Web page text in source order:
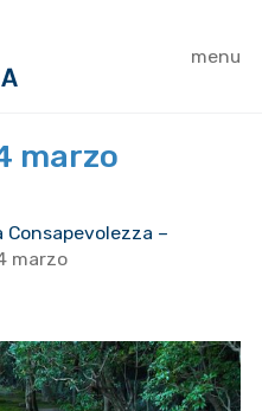
menu
marzo
Consapevolezza –
marzo